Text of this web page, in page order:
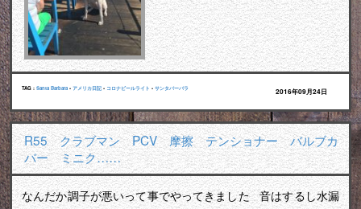
TAG : Santa Barbara • アメリカ日記 • コロナビールライト • サンタバーバラ 2016年09月24日
R55 クラブマン PCV 摩擦 テンショナー バルブカ
バー ミニク……
なんだか調子が悪いって事でやってきました 音はするし水漏